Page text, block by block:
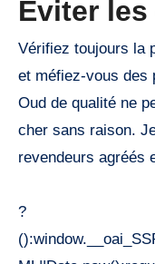
Éviter
Vérifiez toujours la
et méfiez-vous des
Oud de qualité ne
cher sans raison.
revendeurs agréés
?